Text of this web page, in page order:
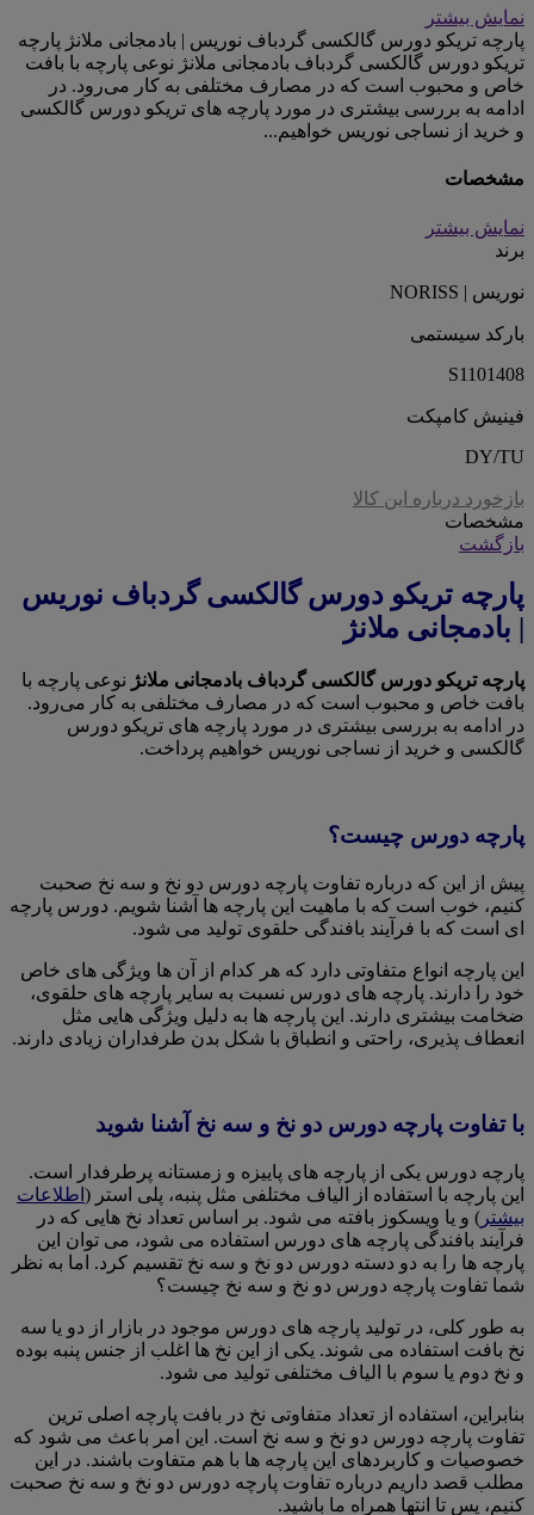
نمایش بیشتر
پارچه تریکو دورس گالکسی گردباف نوریس | بادمجانی ملانژ پارچه
تریکو دورس گالکسی گردباف بادمجانی ملانژ نوعی پارچه با بافت
خاص و محبوب است که در مصارف مختلفی به کار می‌رود. در
ادامه به بررسی بیشتری در مورد پارچه های تریکو دورس گالکسی
و خرید از نساجی نوریس خواهیم...
مشخصات
نمایش بیشتر
برند
نوریس | NORISS
بارکد سیستمی
S1101408
فینیش کامپکت
DY/TU
بازخورد درباره این کالا
مشخصات
بازگشت
پارچه تریکو دورس گالکسی گردباف نوریس
| بادمجانی ملانژ
پارچه تریکو دورس گالکسی گردباف بادمجانی ملانژ نوعی پارچه با
بافت خاص و محبوب است که در مصارف مختلفی به کار می‌رود.
در ادامه به بررسی بیشتری در مورد پارچه های تریکو دورس
گالکسی و خرید از نساجی نوریس خواهیم پرداخت.
پارچه دورس چیست؟
پیش از این که درباره تفاوت پارچه دورس دو نخ و سه نخ صحبت
کنیم، خوب است که با ماهیت این پارچه ها آشنا شویم. دورس پارچه
ای است که با فرآیند بافندگی حلقوی تولید می شود.
این پارچه انواع متفاوتی دارد که هر کدام از آن ها ویژگی های خاص
خود را دارند. پارچه های دورس نسبت به سایر پارچه های حلقوی،
ضخامت بیشتری دارند. این پارچه ها به دلیل ویژگی هایی مثل
انعطاف پذیری، راحتی و انطباق با شکل بدن طرفداران زیادی دارند.
با تفاوت پارچه دورس دو نخ و سه نخ آشنا شوید
پارچه دورس یکی از پارچه های پاییزه و زمستانه پرطرفدار است.
این پارچه با استفاده از الیاف مختلفی مثل پنبه، پلی استر ( اطلاعات
بیشتر ) و یا ویسکوز بافته می شود. بر اساس تعداد نخ هایی که در
فرآیند بافندگی پارچه های دورس استفاده می شود، می توان این
پارچه ها را به دو دسته دورس دو نخ و سه نخ تقسیم کرد. اما به نظر
شما تفاوت پارچه دورس دو نخ و سه نخ چیست؟
به طور کلی، در تولید پارچه های دورس موجود در بازار از دو یا سه
نخ بافت استفاده می شوند. یکی از این نخ ها اغلب از جنس پنبه بوده
و نخ دوم یا سوم با الیاف مختلفی تولید می شود.
بنابراین، استفاده از تعداد متفاوتی نخ در بافت پارچه اصلی ترین
تفاوت پارچه دورس دو نخ و سه نخ است. این امر باعث می شود که
خصوصیات و کاربردهای این پارچه ها با هم متفاوت باشند. در این
مطلب قصد داریم درباره تفاوت پارچه دورس دو نخ و سه نخ صحبت
کنیم، پس تا انتها همراه ما باشید.